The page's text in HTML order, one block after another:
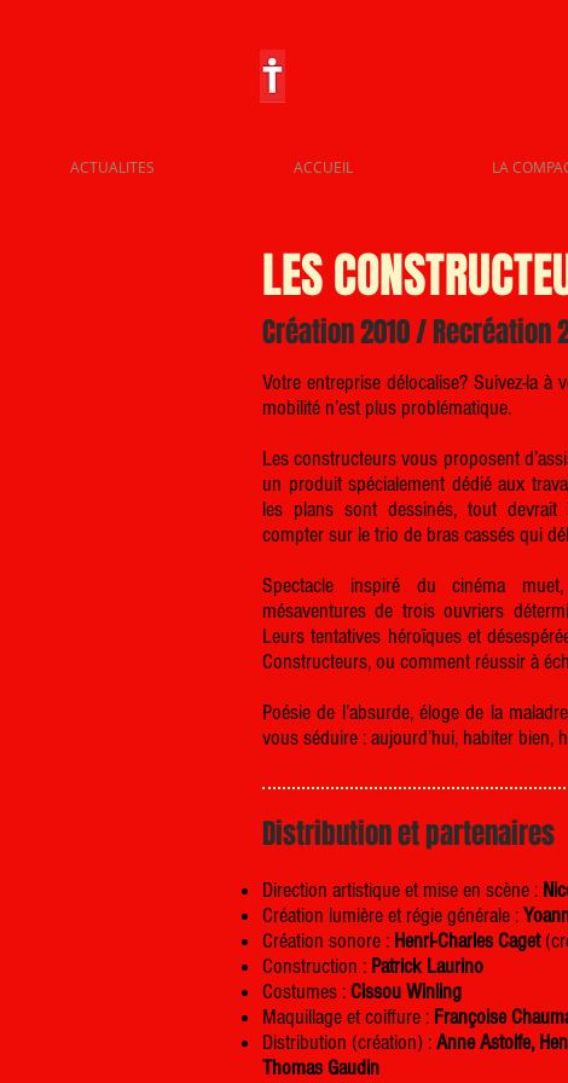
ACTUALITES ACCUEIL LA
LES
Création 2010 / Recréation
Votre entreprise délocalise? Suivez-la
mobilité n’est plus problématique.
Les constructeurs vous proposent
un produit spécialement dédié aux
les plans sont dessinés, tout devrait
compter sur le trio de bras cassés qui
Spectacle inspiré du cinéma
mésaventures de trois ouvriers
Leurs tentatives héroïques et
Constructeurs, ou comment réussir à
Poésie de l’absurde, éloge de la
vous séduire : aujourd’hui, habiter bien,
Distribution et partenaires
Direction artistique et mise en scène :
Création lumière et régie générale :
Création sonore : Henri-Charles Caget
Construction : Patrick Laurino
Costumes :Cissou Winling
Maquillage et coiffure : Françoise
Distribution (création) :Anne Astolfe,
Thomas Gaudin